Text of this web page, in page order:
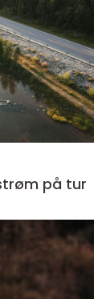
på tur